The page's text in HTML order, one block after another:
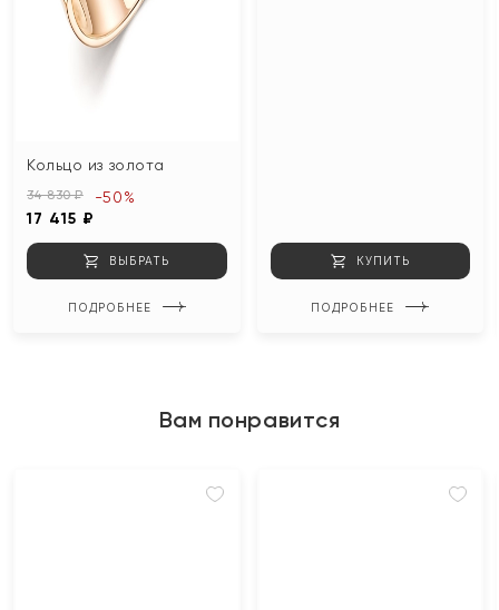
Кольцо из золота
34 830 ₽
17 415 ₽
-50%
ВЫБРАТЬ
ПОДРОБНЕЕ
КУПИТЬ
ПОДРОБНЕЕ
Вам понравится